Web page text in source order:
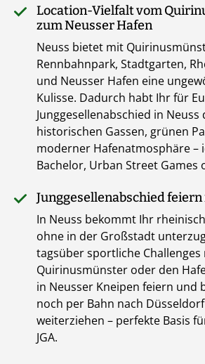
Location-Vielfalt vom
zum Neusser Hafen
Neuss bietet mit
Rennbahnpark, Stadtgarten,
und Neusser Hafen eine
Kulisse. Dadurch habt Ihr für
Junggesellenabschied in Neuss
historischen Gassen, grünen
moderner Hafenatmosphäre –
Bachelor, Urban Street Games
Junggesellenabschied feiern
In Neuss bekommt Ihr
ohne in der Großstadt
tagsüber sportliche Challenges
Quirinusmünster oder den
in Neusser Kneipen feiern und
noch per Bahn nach
weiterziehen – perfekte Basis
JGA.